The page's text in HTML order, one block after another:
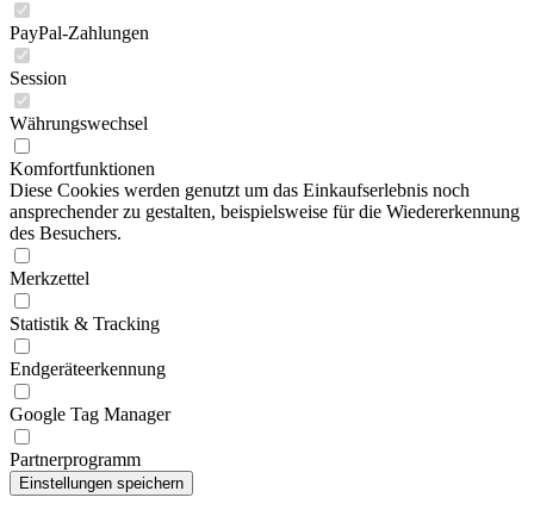
PayPal-Zahlungen
Session
Währungswechsel
Komfortfunktionen
Diese Cookies werden genutzt um das Einkaufserlebnis noch
ansprechender zu gestalten, beispielsweise für die Wiedererkennung
des Besuchers.
Merkzettel
Statistik & Tracking
Endgeräteerkennung
Google Tag Manager
Partnerprogramm